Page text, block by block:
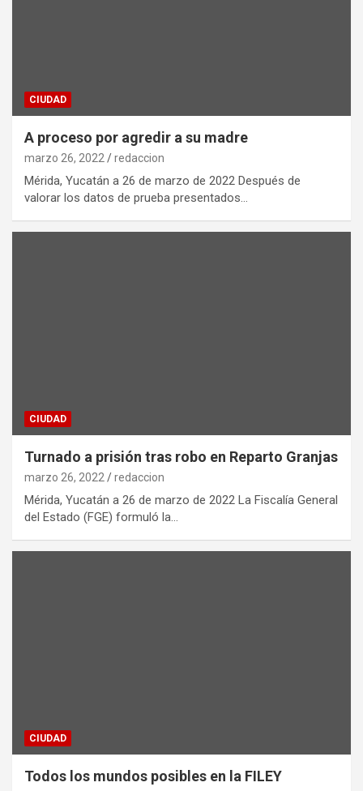
CIUDAD
A proceso por agredir a su madre
marzo 26, 2022 redaccion
Mérida, Yucatán a 26 de marzo de 2022 Después de
valorar los datos de prueba presentados…
CIUDAD
Turnado a prisión tras robo en Reparto Granjas
marzo 26, 2022 redaccion
Mérida, Yucatán a 26 de marzo de 2022 La Fiscalía General
del Estado (FGE) formuló la…
CIUDAD
Todos los mundos posibles en la FILEY